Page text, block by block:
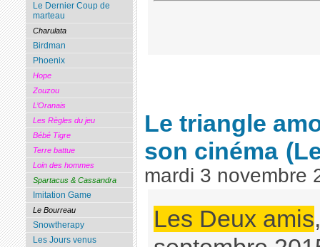
Le triangle
son cinéma
mardi 3 novembre
Les Deux amis
Le Dernier Coup de
marteau
Charulata
Birdman
Phoenix
Hope
Zouzou
L’Oranais
Les Règles du jeu
Bébé Tigre
Terre battue
Loin des hommes
Spartacus & Cassandra
Imitation Game
Le Bourreau
Snowtherapy
Les Jours venus